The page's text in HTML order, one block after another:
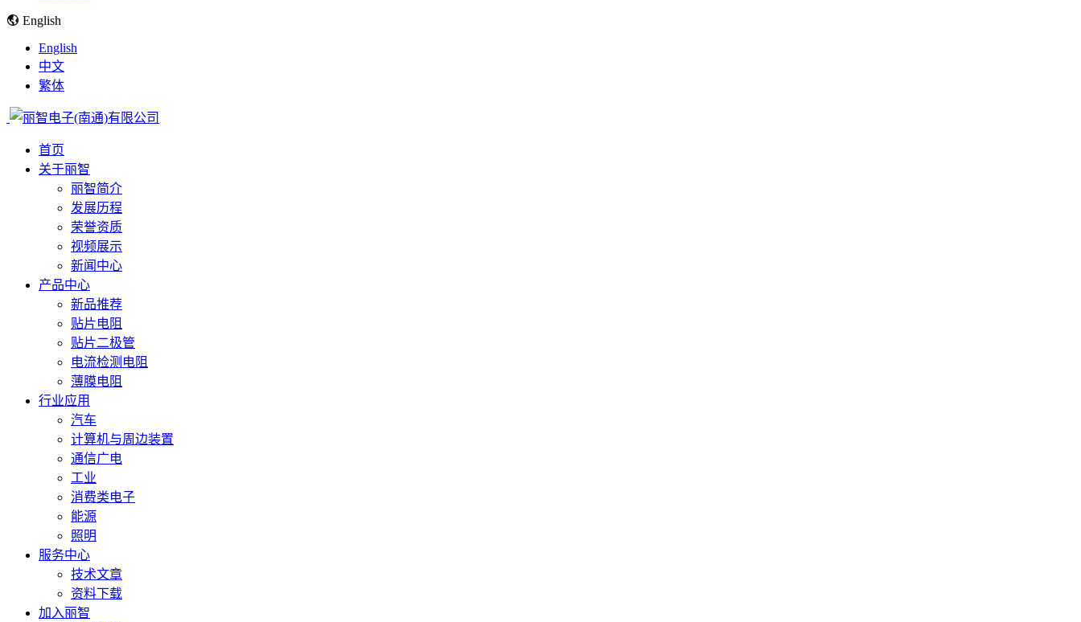
English
English
中文
繁体
首页
关于丽智
丽智简介
发展历程
荣誉资质
视频展示
新闻中心
产品中心
新品推荐
贴片电阻
贴片二极管
电流检测电阻
薄膜电阻
行业应用
汽车
计算机与周边装置
通信广电
工业
消费类电子
能源
照明
服务中心
技术文章
资料下载
加入丽智